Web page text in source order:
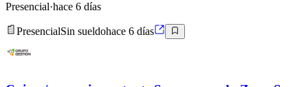
Presencial·hace 6 días
PresencialSin sueldohace 6 días